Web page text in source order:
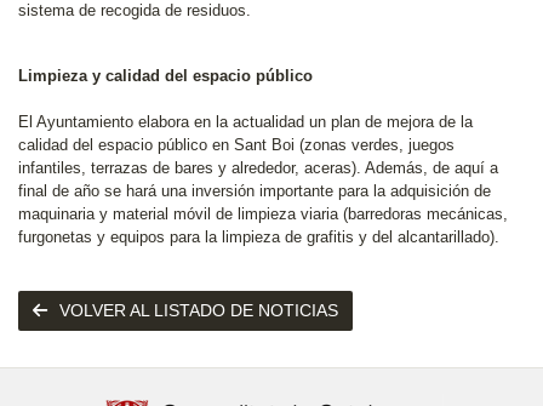
sistema de recogida de residuos.
Limpieza y calidad del espacio público
El Ayuntamiento elabora en la actualidad un plan de mejora de la
calidad del espacio público en Sant Boi (zonas verdes, juegos
infantiles, terrazas de bares y alrededor, aceras). Además, de aquí a
final de año se hará una inversión importante para la adquisición de
maquinaria y material móvil de limpieza viaria (barredoras mecánicas,
furgonetas y equipos para la limpieza de grafitis y del alcantarillado).
VOLVER AL LISTADO DE NOTICIAS